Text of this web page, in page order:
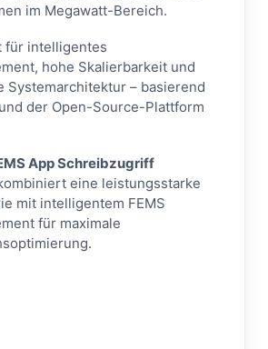
im Megawatt-Bereich.
für intelligentes
hohe Skalierbarkeit und
Systemarchitektur – basierend
und der Open-Source-Plattform
App Schreibzugriff
eine leistungsstarke
mit intelligentem FEMS
für maximale